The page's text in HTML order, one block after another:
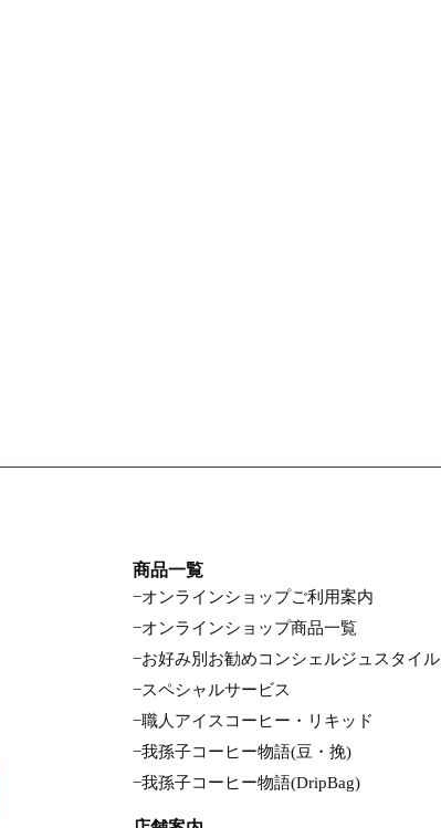
商品一覧
オンラインショップご利用案内
オンラインショップ商品一覧
お好み別お勧めコンシェルジュスタイル
スペシャルサービス
職人アイスコーヒー・リキッド
我孫子コーヒー物語(豆・挽)
我孫子コーヒー物語(DripBag)